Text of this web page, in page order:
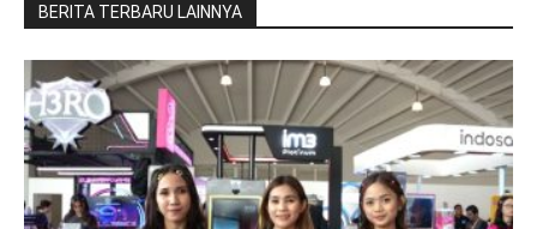
BERITA TERBARU LAINNYA